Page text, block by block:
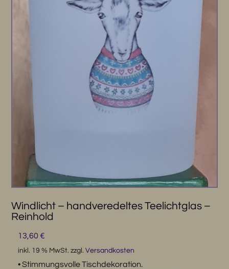
Windlicht – handveredeltes Teelichtglas –
Reinhold
13,60 €
inkl. 19 % MwSt. zzgl. Versandkosten
• Stimmungsvolle Tischdekoration.